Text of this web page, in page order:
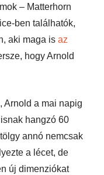
– Matterhorn
ben találhatók,
aki maga is az
hogy Arnold
Arnold a mai napig
hangzó 60
annó nemcsak
a lécet, de
új dimenziókat